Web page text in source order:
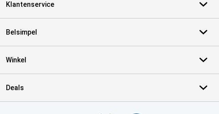
Klantenservice
Belsimpel
Winkel
Deals